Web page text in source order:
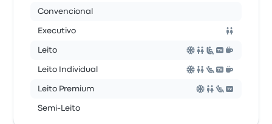
Convencional
Executivo
Leito
Leito Individual
Leito Premium
Semi-Leito